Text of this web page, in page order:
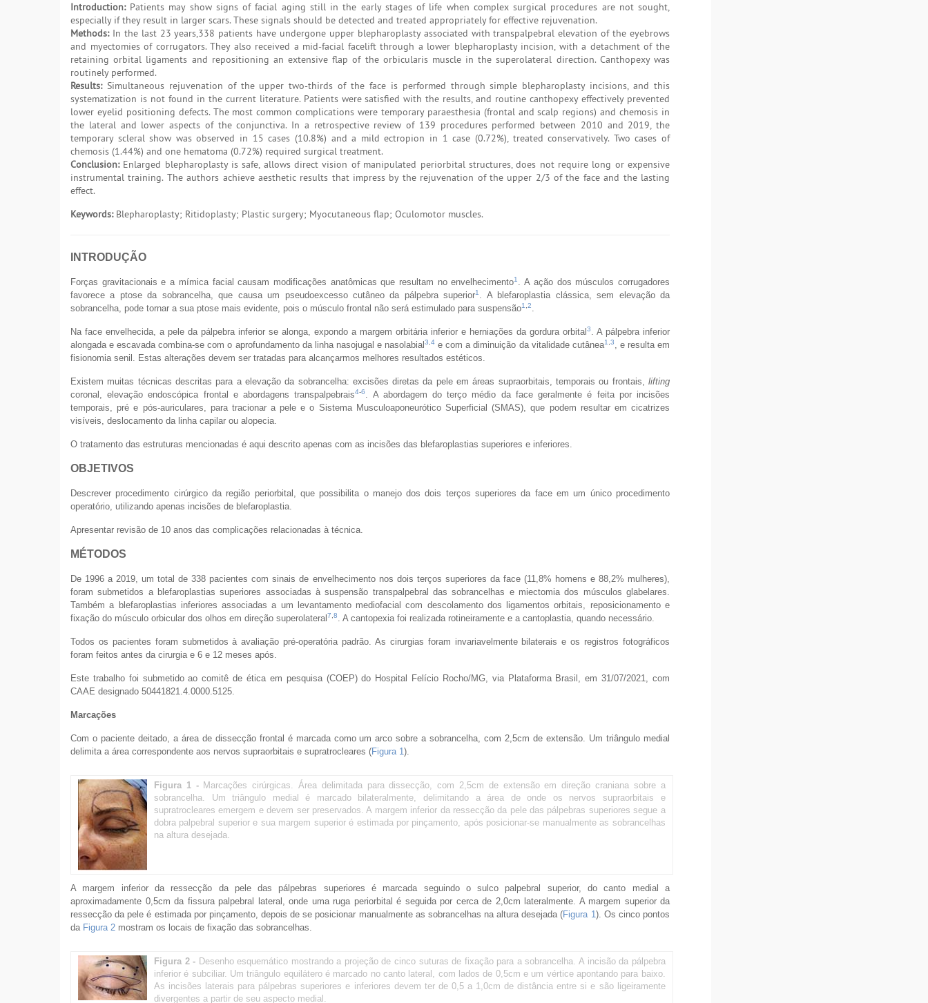
Introduction:Patients may show signs of facial aging still in the early stages of life when complex surgical procedures are not sought,
especially if they result in larger scars. These signals should be detected and treated appropriately for effective rejuvenation.
Methods:In the last 23 years,338 patients have undergone upper blepharoplasty associated with transpalpebral elevation of the eyebrows
and myectomies of corrugators. They also received a mid-facial facelift through a lower blepharoplasty incision, with a detachment of the
retaining orbital ligaments and repositioning an extensive flap of the orbicularis muscle in the superolateral direction. Canthopexy was
routinely performed.
Results:Simultaneous rejuvenation of the upper two-thirds of the face is performed through simple blepharoplasty incisions, and this
systematization is not found in the current literature. Patients were satisfied with the results, and routine canthopexy effectively prevented
lower eyelid positioning defects. The most common complications were temporary paraesthesia (frontal and scalp regions) and chemosis in
the lateral and lower aspects of the conjunctiva. In a retrospective review of 139 procedures performed between 2010 and 2019, the
temporary scleral show was observed in 15 cases (10.8%) and a mild ectropion in 1 case (0.72%), treated conservatively. Two cases of
chemosis (1.44%) and one hematoma (0.72%) required surgical treatment.
Conclusion:Enlarged blepharoplasty is safe, allows direct vision of manipulated periorbital structures, does not require long or expensive
instrumental training. The authors achieve aesthetic results that impress by the rejuvenation of the upper 2/3 of the face and the lasting
effect.
Keywords:Blepharoplasty; Ritidoplasty; Plastic surgery; Myocutaneous flap; Oculomotor muscles.
INTRODUÇÃO
Forças gravitacionais e a mímica facial causam modificações anatômicas que resultam no envelhecimento1. A ação dos músculos corrugadores
favorece a ptose da sobrancelha, que causa um pseudoexcesso cutâneo da pálpebra superior1. A blefaroplastia clássica, sem elevação da
sobrancelha, pode tornar a sua ptose mais evidente, pois o músculo frontal não será estimulado para suspensão1,2.
Na face envelhecida, a pele da pálpebra inferior se alonga, expondo a margem orbitária inferior e herniações da gordura orbital 3. A pálpebra inferior
alongada e escavada combina-se com o aprofundamento da linha nasojugal e nasolabial3,4 e com a diminuição da vitalidade cutânea1,3, e resulta em
fisionomia senil. Estas alterações devem ser tratadas para alcançarmos melhores resultados estéticos.
Existem muitas técnicas descritas para a elevação da sobrancelha: excisões diretas da pele em áreas supraorbitais, temporais ou frontais, lifting
coronal, elevação endoscópica frontal e abordagens transpalpebrais4-6. A abordagem do terço médio da face geralmente é feita por incisões
temporais, pré e pós-auriculares, para tracionar a pele e o Sistema Musculoaponeurótico Superficial (SMAS), que podem resultar em cicatrizes
visíveis, deslocamento da linha capilar ou alopecia.
O tratamento das estruturas mencionadas é aqui descrito apenas com as incisões das blefaroplastias superiores e inferiores.
OBJETIVOS
Descrever procedimento cirúrgico da região periorbital, que possibilita o manejo dos dois terços superiores da face em um único procedimento
operatório, utilizando apenas incisões de blefaroplastia.
Apresentar revisão de 10 anos das complicações relacionadas à técnica.
MÉTODOS
De 1996 a 2019, um total de 338 pacientes com sinais de envelhecimento nos dois terços superiores da face (11,8% homens e 88,2% mulheres),
foram submetidos a blefaroplastias superiores associadas à suspensão transpalpebral das sobrancelhas e miectomia dos músculos glabelares.
Também a blefaroplastias inferiores associadas a um levantamento mediofacial com descolamento dos ligamentos orbitais, reposicionamento e
fixação do músculo orbicular dos olhos em direção superolateral 7,8. A cantopexia foi realizada rotineiramente e a cantoplastia, quando necessário.
Todos os pacientes foram submetidos à avaliação pré-operatória padrão. As cirurgias foram invariavelmente bilaterais e os registros fotográficos
foram feitos antes da cirurgia e 6 e 12 meses após.
Este trabalho foi submetido ao comitê de ética em pesquisa (COEP) do Hospital Felício Rocho/MG, via Plataforma Brasil, em 31/07/2021, com
CAAE designado 50441821.4.0000.5125.
Marcações
Com o paciente deitado, a área de dissecção frontal é marcada como um arco sobre a sobrancelha, com 2,5cm de extensão. Um triângulo medial
delimita a área correspondente aos nervos supraorbitais e supratrocleares (Figura 1).
Figura 1 - Marcações cirúrgicas. Área delimitada para dissecção, com 2,5cm de extensão em direção craniana sobre a
sobrancelha. Um triângulo medial é marcado bilateralmente, delimitando a área de onde os nervos supraorbitais e
supratrocleares emergem e devem ser preservados. A margem inferior da ressecção da pele das pálpebras superiores segue a
dobra palpebral superior e sua margem superior é estimada por pinçamento, após posicionar-se manualmente as sobrancelhas
na altura desejada.
A margem inferior da ressecção da pele das pálpebras superiores é marcada seguindo o sulco palpebral superior, do canto medial a
aproximadamente 0,5cm da fissura palpebral lateral, onde uma ruga periorbital é seguida por cerca de 2,0cm lateralmente. A margem superior da
ressecção da pele é estimada por pinçamento, depois de se posicionar manualmente as sobrancelhas na altura desejada (Figura 1). Os cinco pontos
da Figura 2 mostram os locais de fixação das sobrancelhas.
Figura 2 - Desenho esquemático mostrando a projeção de cinco suturas de fixação para a sobrancelha. A incisão da pálpebra
inferior é subciliar. Um triângulo equilátero é marcado no canto lateral, com lados de 0,5cm e um vértice apontando para baixo.
As incisões laterais para pálpebras superiores e inferiores devem ter de 0,5 a 1,0cm de distância entre si e são ligeiramente
divergentes a partir de seu aspecto medial.